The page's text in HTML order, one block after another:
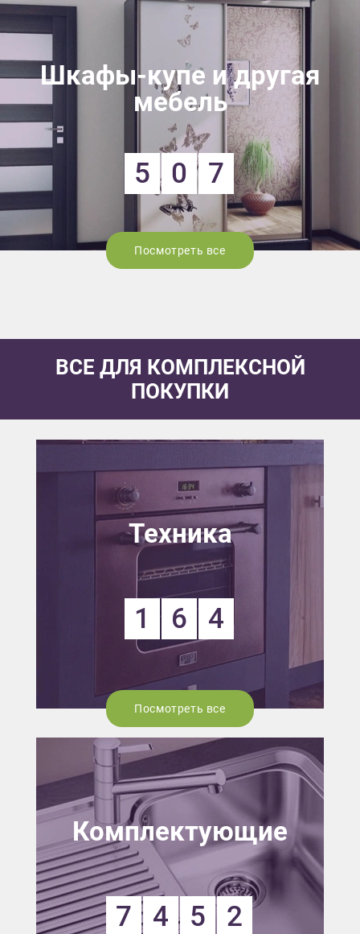
Шкафы-купе и другая
мебель
5 0 7
Посмотреть все
ВСЕ ДЛЯ КОМПЛЕКСНОЙ
ПОКУПКИ
Техника
1 6 4
Посмотреть все
Комплектующие
7 4 5 2